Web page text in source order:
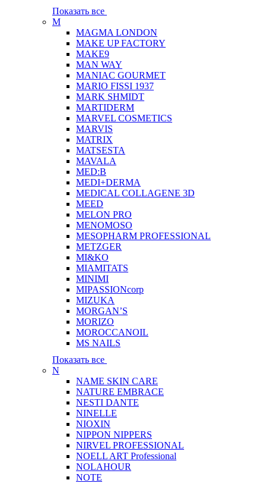
Показать все
M
MAGMA LONDON
MAKE UP FACTORY
MAKE9
MAN WAY
MANIAC GOURMET
MARIO FISSI 1937
MARK SHMIDT
MARTIDERM
MARVEL COSMETICS
MARVIS
MATRIX
MATSESTA
MAVALA
MED:B
MEDI+DERMA
MEDICAL COLLAGENE 3D
MEED
MELON PRO
MENOMOSO
MESOPHARM PROFESSIONAL
METZGER
MI&KO
MIAMITATS
MINIMI
MIPASSIONcorp
MIZUKA
MORGAN’S
MORIZO
MOROCCANOIL
MS NAILS
Показать все
N
NAME SKIN CARE
NATURE EMBRACE
NESTI DANTE
NINELLE
NIOXIN
NIPPON NIPPERS
NIRVEL PROFESSIONAL
NOELL ART Professional
NOLAHOUR
NOTE